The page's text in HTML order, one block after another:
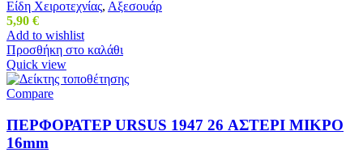
Είδη Χειροτεχνίας, Αξεσουάρ
5,90 €
Add to wishlist
Προσθήκη στο καλάθι
Quick view
Compare
ΠΕΡΦΟΡΑΤΕΡ URSUS 1947 26 ΑΣΤΕΡΙ ΜΙΚΡΟ
16mm